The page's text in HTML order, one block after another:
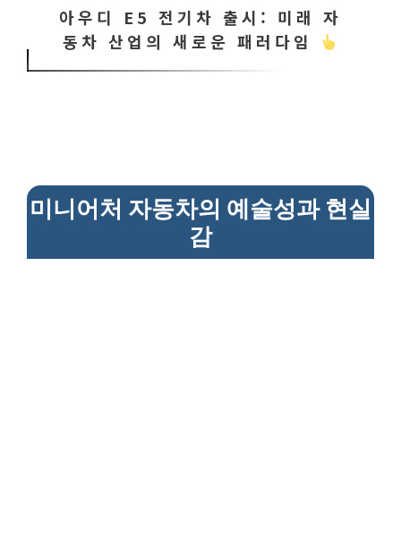
아우디 E5 전기차 출시: 미래 자
동차 산업의 새로운 패러다임
미니어처 자동차의 예술성과 현실
감